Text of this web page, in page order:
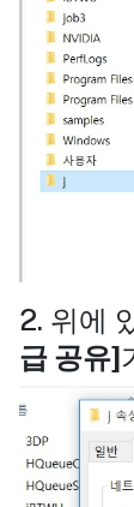
2. 위에
급 공유]